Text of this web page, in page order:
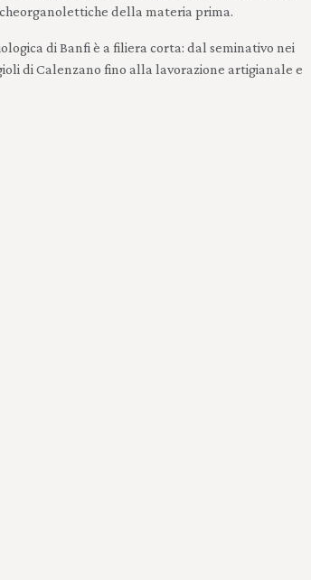
della materia prima.
di Banfi è a filiera corta: dal seminativo nei
di Calenzano fino alla lavorazione artigianale e